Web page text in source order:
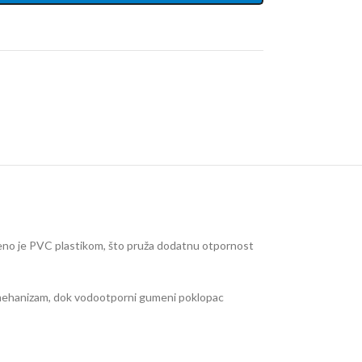
je PVC plastikom, što pruža dodatnu otpornost
dok vodootporni gumeni poklopac